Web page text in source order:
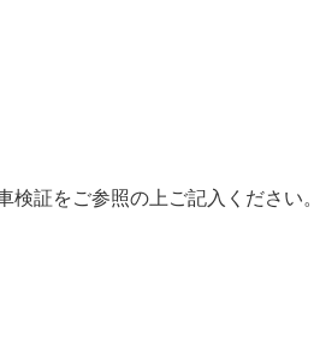
証をご参照の上ご記入ください。